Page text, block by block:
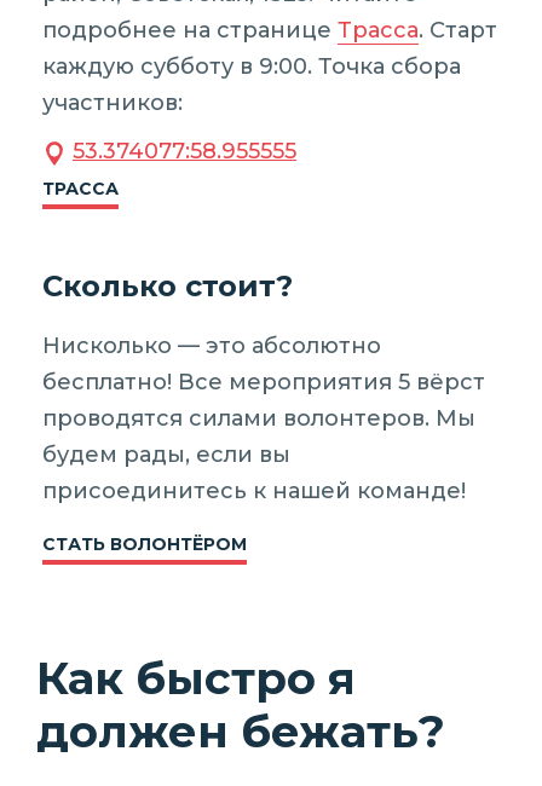
подробнее на странице Трасса. Старт
каждую субботу в 9:00. Точка сбора
участников:
53.374077:58.955555
ТРАССА
Сколько стоит?
Нисколько — это абсолютно
бесплатно! Все мероприятия 5 вёрст
проводятся силами волонтеров. Мы
будем рады, если вы
присоединитесь к нашей команде!
СТАТЬ ВОЛОНТЁРОМ
Как быстро я
должен бежать?